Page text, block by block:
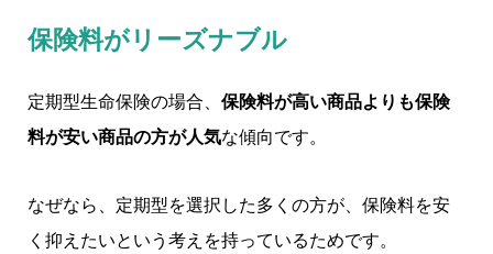
保険料がリーズナブル
定期型生命保険の場合、 保険料が高い商品よりも保険
料が安い商品の方が人気な傾向です。
なぜなら、定期型を選択した多くの方が、保険料を安
く抑えたいという考えを持っているためです。